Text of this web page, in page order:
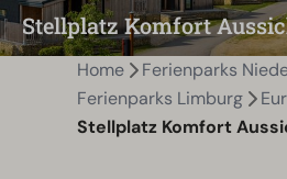
Stellplatz Komfort
Home
Ferienparks
Ferienparks Limburg
Stellplatz Komfort